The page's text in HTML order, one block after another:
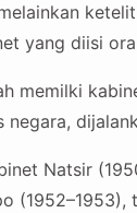
yang diisi
memilki
Natsir